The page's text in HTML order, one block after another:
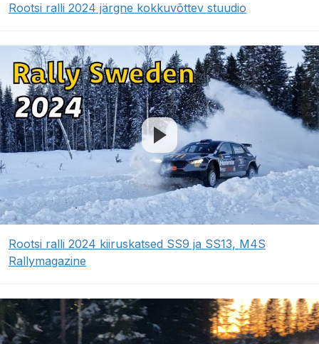
Rootsi ralli 2024 järgne kokkuvõttev stuudio
Rootsi ralli 2024 kiiruskatsed SS9 ja SS13, M4S
Rallymagazine